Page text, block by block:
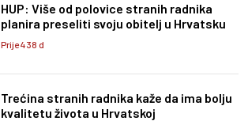
HUP: Više od polovice stranih radnika
planira preseliti svoju obitelj u Hrvatsku
Prije 438 d
Trećina stranih radnika kaže da ima bolju
kvalitetu života u Hrvatskoj